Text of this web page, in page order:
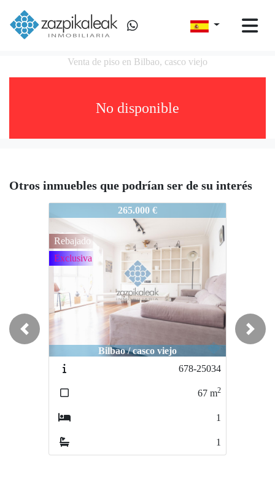
Venta de piso en Bilbao, casco viejo
No disponible
Otros inmuebles que podrían ser de su interés
265.000 €
Bilbao / casco viejo
Rebajado
Exclusiva
678-25034
67 m2
1
1
Previous Next